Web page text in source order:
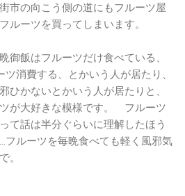
市の向こう側の道にもフルーツ屋
ルーツを買ってしまいます。
御飯はフルーツだけ食べている、
消費する、とかいう人が居たり、
ひかないとかいう人が居たりと、
が大好きな模様です。 フルーツ
て話は半分ぐらいに理解したほう
フルーツを毎晩食べても軽く風邪気
。